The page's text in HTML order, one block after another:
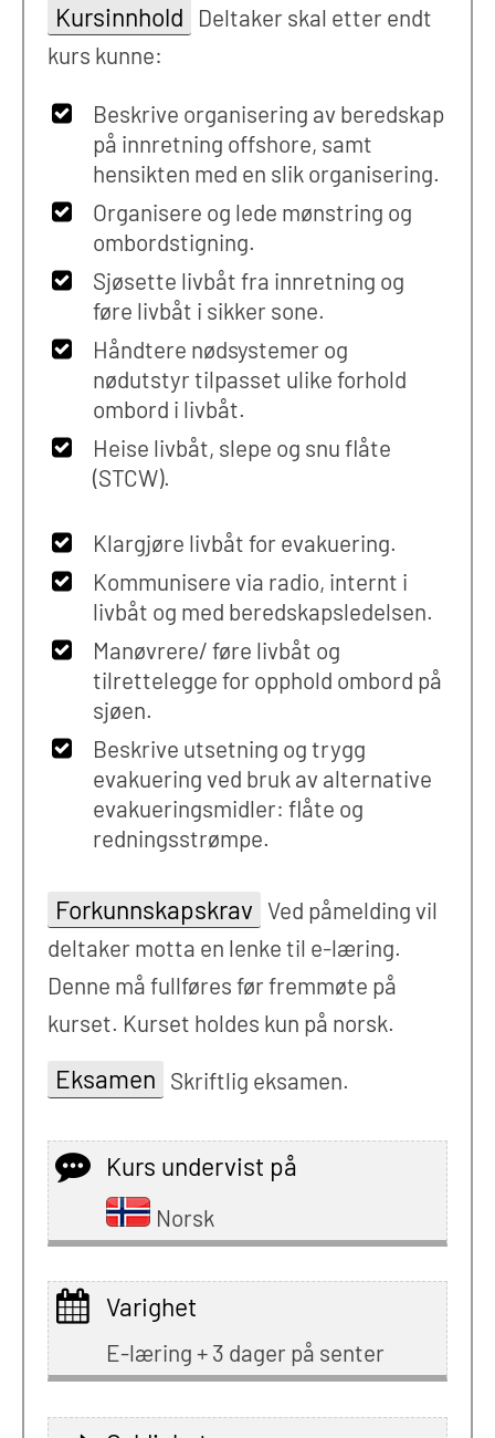
Kursinnhold
Deltaker skal etter endt
kurs kunne:
Beskrive organisering av beredskap
på innretning offshore, samt
hensikten med en slik organisering.
Organisere og lede mønstring og
ombordstigning.
Sjøsette livbåt fra innretning og
føre livbåt i sikker sone.
Håndtere nødsystemer og
nødutstyr tilpasset ulike forhold
ombord i livbåt.
Heise livbåt, slepe og snu flåte
(STCW).
Klargjøre livbåt for evakuering.
Kommunisere via radio, internt i
livbåt og med beredskapsledelsen.
Manøvrere/ føre livbåt og
tilrettelegge for opphold ombord på
sjøen.
Beskrive utsetning og trygg
evakuering ved bruk av alternative
evakueringsmidler: flåte og
redningsstrømpe.
Forkunnskapskrav Ved påmelding vil
deltaker motta en lenke til e-læring.
Denne må fullføres før fremmøte på
kurset. Kurset holdes kun på norsk.
Eksamen Skriftlig eksamen.
Kurs undervist på
Norsk
Varighet
E-læring + 3 dager på senter